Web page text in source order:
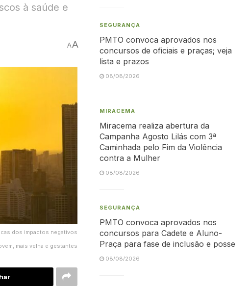
à saúde e
AA
dos impactos negativos
mais velha e gestantes
SEGURANÇA
PMTO convoca aprovados nos
concursos de oficiais e praças; veja
lista e prazos
08/08/2026
MIRACEMA
Miracema realiza abertura da
Campanha Agosto Lilás com 3ª
Caminhada pelo Fim da Violência
contra a Mulher
08/08/2026
SEGURANÇA
PMTO convoca aprovados nos
concursos para Cadete e Aluno-
Praça para fase de inclusão e posse
08/08/2026